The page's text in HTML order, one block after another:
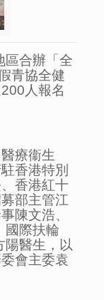
區合辦「全
青協全健
人報名
療衞生
香港特別
香港紅十
部主管江
陳文浩、
國際扶輪
陽醫生，以
會主委袁